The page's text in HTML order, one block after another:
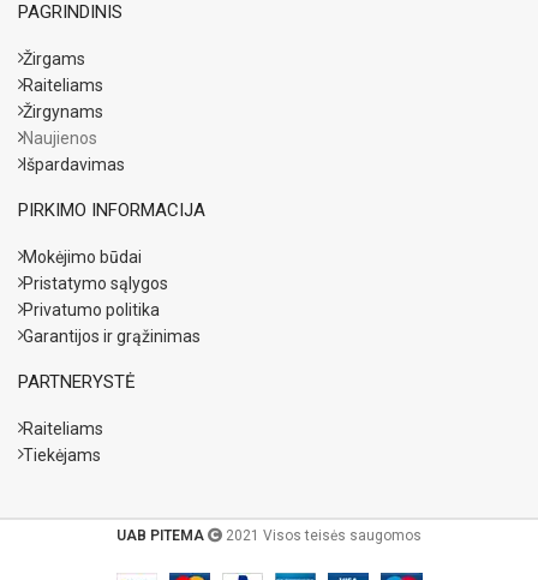
PAGRINDINIS
Žirgams
Raiteliams
Žirgynams
Naujienos
Išpardavimas
PIRKIMO INFORMACIJA
Mokėjimo būdai
Pristatymo sąlygos
Privatumo politika
Garantijos ir grąžinimas
PARTNERYSTĖ
Raiteliams
Tiekėjams
UAB PITEMA 2021 Visos teisės saugomos